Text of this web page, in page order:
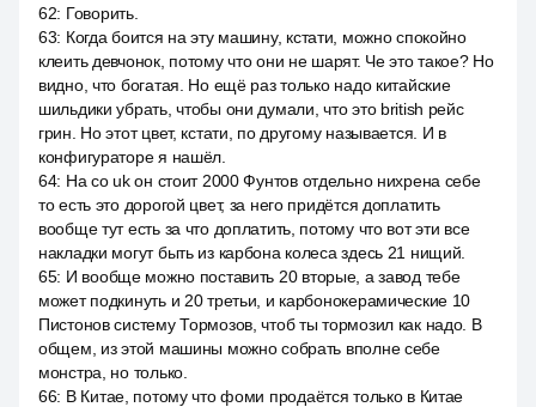
62: Говорить.
63: Когда боится на эту машину, кстати, можно спокойно
клеить девчонок, потому что они не шарят. Че это такое? Но
видно, что богатая. Но ещё раз только надо китайские
шильдики убрать, чтобы они думали, что это british рейс
грин. Но этот цвет, кстати, по другому называется. И в
конфигураторе я нашёл.
64: На co uk он стоит 2000 Фунтов отдельно нихрена себе
то есть это дорогой цвет, за него придётся доплатить
вообще тут есть за что доплатить, потому что вот эти все
накладки могут быть из карбона колеса здесь 21 нищий.
65: И вообще можно поставить 20 вторые, а завод тебе
может подкинуть и 20 третьи, и карбонокерамические 10
Пистонов систему Тормозов, чтоб ты тормозил как надо. В
общем, из этой машины можно собрать вполне себе
монстра, но только.
66: В Китае, потому что фоми продаётся только в Китае